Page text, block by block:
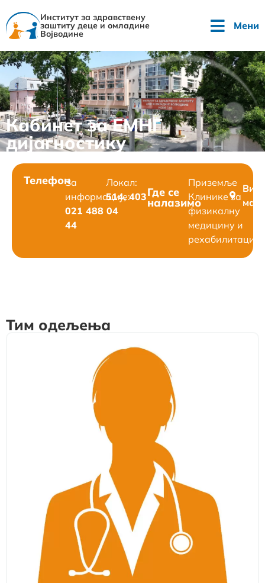
Институт за здравствену
заштиту деце и омладине
Војводине
Мени
Кабинет за ЕМНГ
дијагностику
ТелефонЗа
информације:
021 488 04
44
Локал:
514, 403Где се
налазимо
Приземље
Клинике за
физикалну
медицину и
рехабилитацију
Тим одељења